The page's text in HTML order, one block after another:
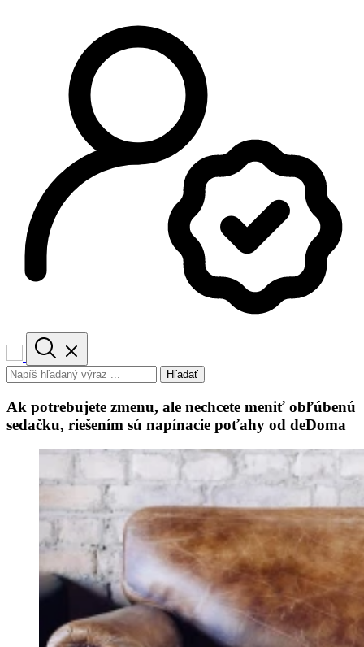
Hľadať
Ak potrebujete zmenu, ale nechcete meniť obľúbenú
sedačku, riešením sú napínacie poťahy od deDoma